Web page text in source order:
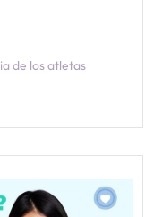
de los atletas